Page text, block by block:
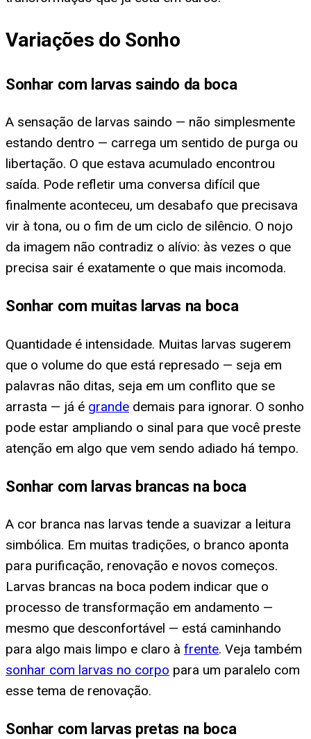
Variações do Sonho
Sonhar com larvas saindo da boca
A sensação de larvas saindo — não simplesmente
estando dentro — carrega um sentido de purga ou
libertação. O que estava acumulado encontrou
saída. Pode refletir uma conversa difícil que
finalmente aconteceu, um desabafo que precisava
vir à tona, ou o fim de um ciclo de silêncio. O nojo
da imagem não contradiz o alívio: às vezes o que
precisa sair é exatamente o que mais incomoda.
Sonhar com muitas larvas na boca
Quantidade é intensidade. Muitas larvas sugerem
que o volume do que está represado — seja em
palavras não ditas, seja em um conflito que se
arrasta — já é grande demais para ignorar. O sonho
pode estar ampliando o sinal para que você preste
atenção em algo que vem sendo adiado há tempo.
Sonhar com larvas brancas na boca
A cor branca nas larvas tende a suavizar a leitura
simbólica. Em muitas tradições, o branco aponta
para purificação, renovação e novos começos.
Larvas brancas na boca podem indicar que o
processo de transformação em andamento —
mesmo que desconfortável — está caminhando
para algo mais limpo e claro à frente. Veja também
sonhar com larvas no corpo para um paralelo com
esse tema de renovação.
Sonhar com larvas pretas na boca